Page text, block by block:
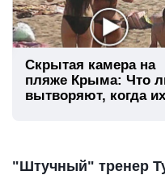
Скрытая камера на
пляже Крыма: Что
вытворяют, когда
"Штучный" тренер